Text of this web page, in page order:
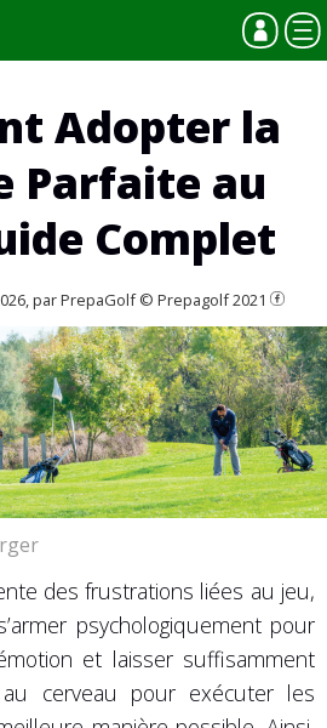
Adopter la
Parfaite au
Complet
par PrepaGolf © Prepagolf 2021
des frustrations liées au jeu,
psychologiquement pour
et laisser suffisamment
au cerveau pour exécuter les